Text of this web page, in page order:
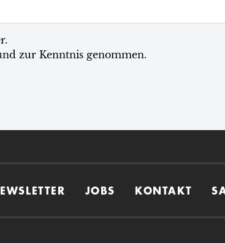
zur Kenntnis genommen.
JOBS KONTAKT